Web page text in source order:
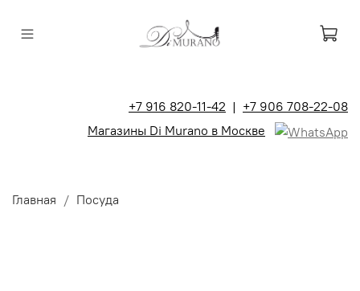
+7 916 820-11-42 | +7 906 708-22-08
Магазины Di Murano в Москве
Главная Посуда